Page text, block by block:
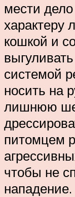
мести
характеру
кошкой и
системой
носить на
лишнюю
питомцем
чтобы не
нападение.